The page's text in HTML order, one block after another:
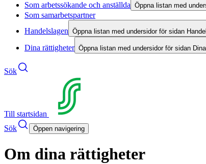
Som arbetssökande och anställda Öppna listan med
Som samarbetspartner
Handelslagen Öppna listan med undersidor för sidan
Dina rättigheter Öppna listan med undersidor för sidan
Sök
Till startsidan
Sök
Öppen navigering
Om dina rättigheter